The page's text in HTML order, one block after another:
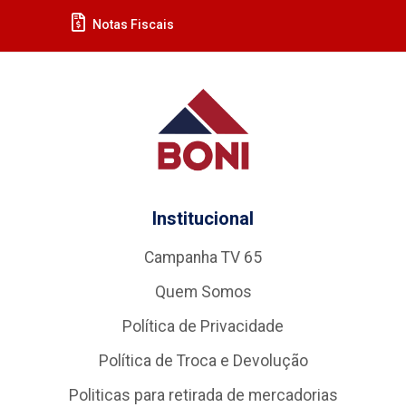
Notas Fiscais
Institucional
Campanha TV 65
Quem Somos
Política de Privacidade
Política de Troca e Devolução
Politicas para retirada de mercadorias